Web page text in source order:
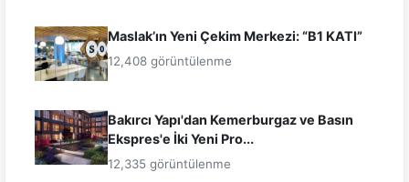
Maslak’ın Yeni Çekim Merkezi: “B1 KATI”
12,408 görüntülenme
Bakırcı Yapı'dan Kemerburgaz ve Basın
Ekspres'e İki Yeni Pro...
12,335 görüntülenme